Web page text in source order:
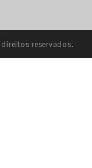
reservados.